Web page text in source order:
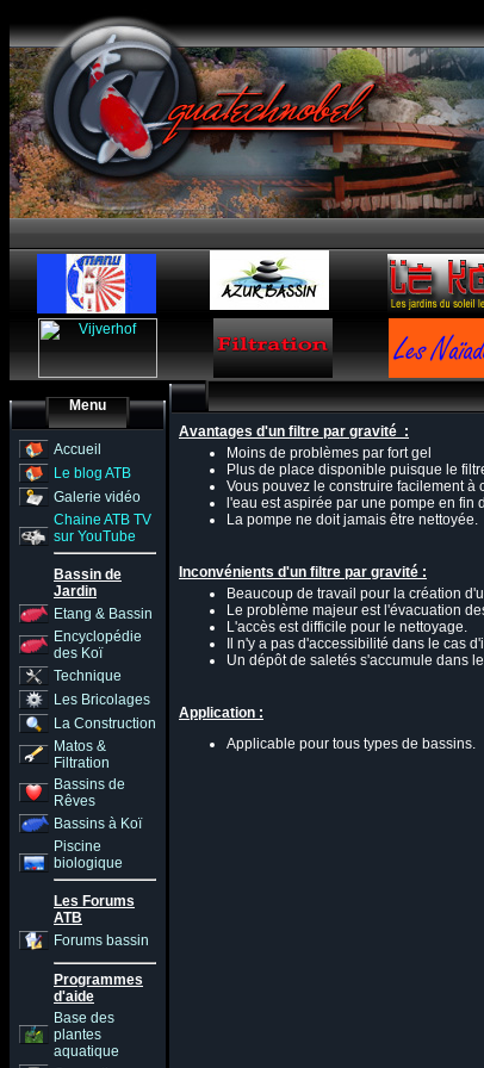
Menu
Accueil
Le blog ATB
Galerie vidéo
Chaine ATB TV
sur YouTube
Bassin de
Jardin
Etang & Bassin
Encyclopédie
des Koï
Technique
Les Bricolages
La Construction
Matos &
Filtration
Bassins de
Rêves
Bassins à Koï
Piscine
biologique
Les Forums
ATB
Forums bassin
Programmes
d'aide
Base des
plantes
aquatique
Avantages d'un filtre par gravité :
Moins de problèmes par fort gel
Plus de place disponible puisque le
Vous pouvez le construire facilement
l'eau est aspirée par une pompe en
La pompe ne doit jamais être nettoyée.
Inconvénients d'un filtre par gravité :
Beaucoup de travail pour la création
Le problème majeur est l'évacuation
L'accès est difficile pour le nettoyage.
Il n'y a pas d'accessibilité dans le cas
Un dépôt de saletés s'accumule dans
Application :
Applicable pour tous types de bassins.